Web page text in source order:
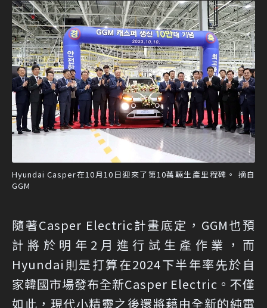
Hyundai Casper在10月10日迎來了第10萬輛生產里程碑。 摘自
GGM
隨著Casper Electric計畫底定，GGM也預
計將於明年2月進行試生產作業，而
Hyundai則是打算在2024下半年率先於自
家韓國市場發布全新Casper Electric。不僅
如此，現代小精靈之後還將藉由全新的純電